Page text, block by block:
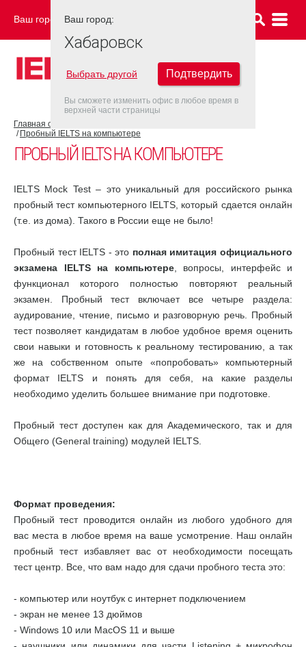
Ваш город: ХАБАРОВСК
Главная страница
Пробный IELTS на компьютере
ПРОБНЫЙ IELTS НА КОМПЬЮТЕРЕ
IELTS Mock Test – это уникальный для российского рынка
пробный тест компьютерного IELTS, который сдается онлайн
(т.е. из дома). Такого в России еще не было!
Пробный тест IELTS - это полная имитация официального
экзамена IELTS на компьютере, вопросы, интерфейс и
функционал которого полностью повторяют реальный
экзамен. Пробный тест включает все четыре раздела:
аудирование, чтение, письмо и разговорную речь. Пробный
тест позволяет кандидатам в любое удобное время оценить
свои навыки и готовность к реальному тестированию, а так
же на собственном опыте «попробовать» компьютерный
формат IELTS и понять для себя, на какие разделы
необходимо уделить большее внимание при подготовке.
Пробный тест доступен как для Академического, так и для
Общего (General training) модулей IELTS.
Формат проведения:
Пробный тест проводится онлайн из любого удобного для
вас места в любое время на ваше усмотрение. Наш онлайн
пробный тест избавляет вас от необходимости посещать
тест центр. Все, что вам надо для сдачи пробного теста это:
- компьютер или ноутбук с интернет подключением
- экран не менее 13 дюймов
- Windows 10 или MacOS 11 и выше
Ваш город:
Хабаровск
Выбрать другой Подтвердить
Вы сможете изменить офис в любое время в
верхней части страницы